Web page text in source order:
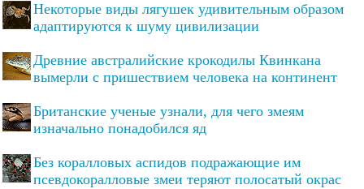
Некоторые виды лягушек удивительным образом
адаптируются к шуму цивилизации
Древние австралийские крокодилы Квинкана
вымерли с пришествием человека на континент
Британские ученые узнали, для чего змеям
изначально понадобился яд
Без коралловых аспидов подражающие им
псевдокоралловые змеи теряют полосатый окрас